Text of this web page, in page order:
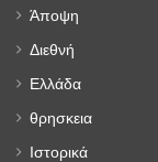
Άποψη
Διεθνή
Ελλάδα
θρησκεια
Ιστορικά